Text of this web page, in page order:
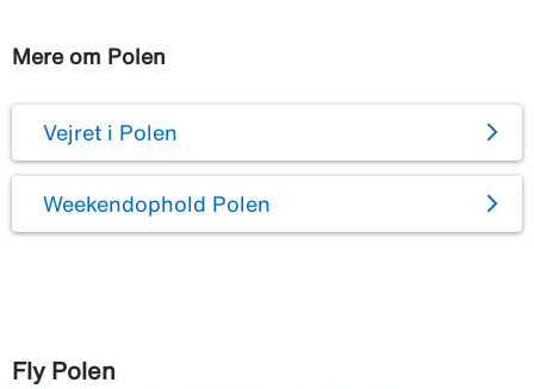
Mere om Polen
Vejret i Polen
Weekendophold Polen
Fly Polen